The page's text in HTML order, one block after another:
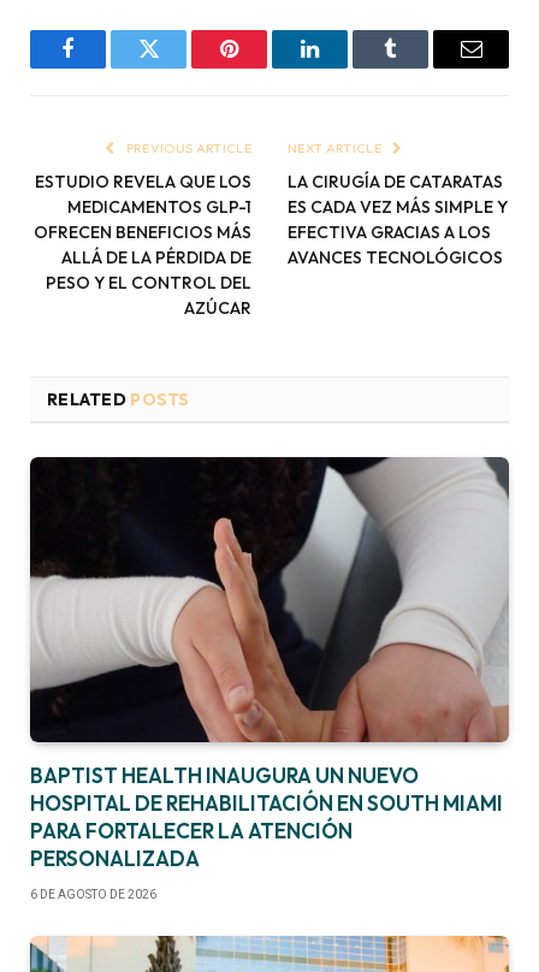
FacebookTwitter Pinterest LinkedInTumblr Email
PREVIOUS ARTICLE
ESTUDIO REVELA QUE LOS
MEDICAMENTOS GLP-1
OFRECEN BENEFICIOS MÁS
ALLÁ DE LA PÉRDIDA DE
PESO Y EL CONTROL DEL
AZÚCAR
NEXT ARTICLE
LA CIRUGÍA DE CATARATAS
ES CADA VEZ MÁS SIMPLE Y
EFECTIVA GRACIAS A LOS
AVANCES TECNOLÓGICOS
RELATED POSTS
BAPTIST HEALTH INAUGURA UN NUEVO
HOSPITAL DE REHABILITACIÓN EN SOUTH MIAMI
PARA FORTALECER LA ATENCIÓN
PERSONALIZADA
6 DE AGOSTO DE 2026